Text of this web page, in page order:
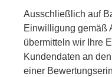
Ausschließlich auf
Einwilligung gemäß
übermitteln wir Ihre
Kundendaten an
einer